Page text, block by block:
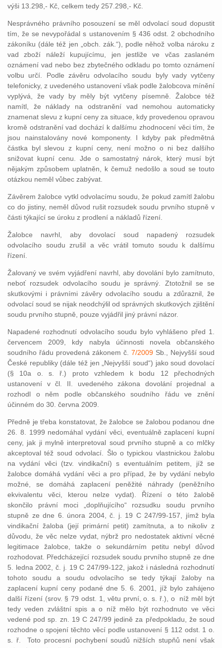
výši 13.298,- Kč, celkem tedy 257.298,- Kč.
Nesprávného právního posouzení se měl odvolací soud dopustit
tím, že se nevypořádal s ustanovením § 436 odst. 2 obchodního
zákoníku (dále též jen „obch. zák.“), podle něhož volba nároku z
vad zboží náleží kupujícímu, jen jestliže ve včas zaslaném
oznámení vad nebo bez zbytečného odkladu po tomto oznámení
volbu určí. Podle závěru odvolacího soudu byly vady vytčeny
telefonicky, z uvedeného ustanovení však podle žalobcova mínění
vyplývá, že vady by měly být vytčeny písemně. Žalobce též
namítl, že náklady na odstranění vad nemohou automaticky
znamenat slevu z kupní ceny za situace, kdy provedenou opravou
kromě odstranění vad dochází k dalšímu zhodnocení věci tím, že
jsou nainstalovány nové komponenty. I kdyby pak předmětná
částka byl slevou z kupní ceny, není možno o ni bez dalšího
snižovat kupní cenu. Jde o samostatný nárok, který musí být
nějakým způsobem uplatněn, k čemuž nedošlo a soud se touto
otázkou neměl vůbec zabývat.
Závěrem žalobce vytkl odvolacímu soudu, že pokud zamítl žalobu
co do jistiny, neměl důvod rušit rozsudek soudu prvního stupně v
části týkající se úroku z prodlení a nákladů řízení.
Žalobce navrhl, aby dovolací soud napadený rozsudek
odvolacího soudu zrušil a věc vrátil tomuto soudu k dalšímu
řízení.
Žalovaný ve svém vyjádření navrhl, aby dovolání bylo zamítnuto,
neboť rozsudek odvolacího soudu je správný. Ztotožnil se se
skutkovými i právními závěry odvolacího soudu a zdůraznil, že
odvolací soud se nijak neodchýlil od správných skutkových zjištění
soudu prvního stupně, pouze vyjádřil jiný právní názor.
Napadené rozhodnutí odvolacího soudu bylo vyhlášeno před 1.
červencem 2009, kdy nabyla účinnosti novela občanského
soudního řádu provedená zákonem č. 7/2009 Sb., Nejvyšší soud
České republiky (dále též jen „Nejvyšší soud“) jako soud dovolací
(§ 10a o. s. ř.) proto vzhledem k bodu 12 přechodných
ustanovení v čl. II. uvedeného zákona dovolání projednal a
rozhodl o něm podle občanského soudního řádu ve znění
účinném do 30. června 2009.
Předně je třeba konstatovat, že žalobce se žalobou podanou dne
26. 8. 1999 nedomáhal vydání věci, eventuálně zaplacení kupní
ceny, jak ji mylně interpretoval soud prvního stupně a co mlčky
akceptoval též soud odvolací. Šlo o typickou vlastnickou žalobu
na vydání věci (tzv. vindikační) s eventuálním petitem, jíž se
žalobce domáhá vydání věci a pro případ, že by vydání nebylo
možné, se domáhá zaplacení peněžité náhrady (peněžního
ekvivalentu věci, kterou nelze vydat). Řízení o této žalobě
skončilo právní moci „doplňujícího“ rozsudku soudu prvního
stupně ze dne 6. února 2004, č. j. 19 C 247/99-157, jímž byla
vindikační žaloba (její primární petit) zamítnuta, a to nikoliv z
důvodu, že věc nelze vydat, nýbrž pro nedostatek aktivní věcné
legitimace žalobce, takže o sekundárním petitu nebyl důvod
rozhodovat. Předcházející rozsudek soudu prvního stupně ze dne
5. ledna 2002, č. j. 19 C 247/99-122, jakož i následná rozhodnutí
tohoto soudu a soudu odvolacího se tedy týkají žaloby na
zaplacení kupní ceny podané dne 5. 6. 2001, jíž bylo zahájeno
další řízení (srov. § 79 odst. 1, větu první, o. s. ř.), o níž měl být
tedy veden zvláštní spis a o níž mělo být rozhodnuto ve věci
vedené pod sp. zn. 19 C 247/99 jedině za předpokladu, že soud
rozhodne o spojení těchto věcí podle ustanovení § 112 odst. 1 o.
s. ř. Toto procesní pochybení soudů nižších stupňů není však